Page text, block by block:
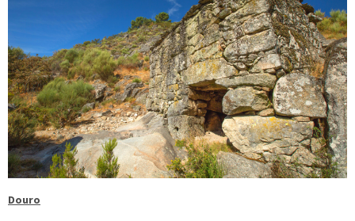
Douro